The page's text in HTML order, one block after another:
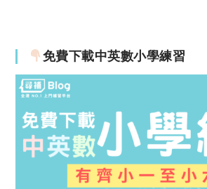
免費下載中英數小學練習